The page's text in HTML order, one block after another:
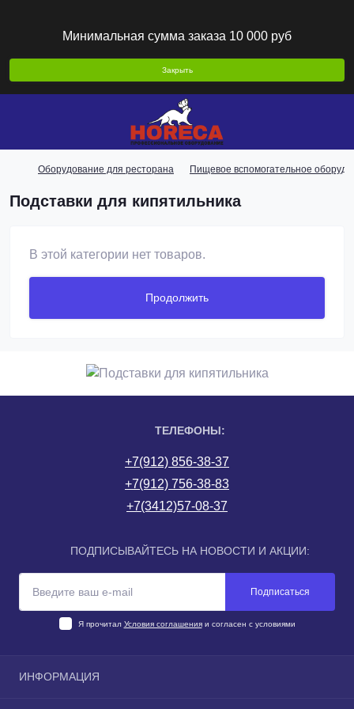
Минимальная сумма заказа 10 000 руб
Закрыть
Оборудование для ресторана Пищевое вспомогательное
Подставки для кипятильника
В этой категории нет товаров.
Продолжить
ТЕЛЕФОНЫ:
+7(912) 856-38-37
+7(912) 756-38-83
+7(3412)57-08-37
ПОДПИСЫВАЙТЕСЬ НА НОВОСТИ И АКЦИИ:
Подписаться
Я прочитал Условия соглашенияи согласен с условиями
ИНФОРМАЦИЯ